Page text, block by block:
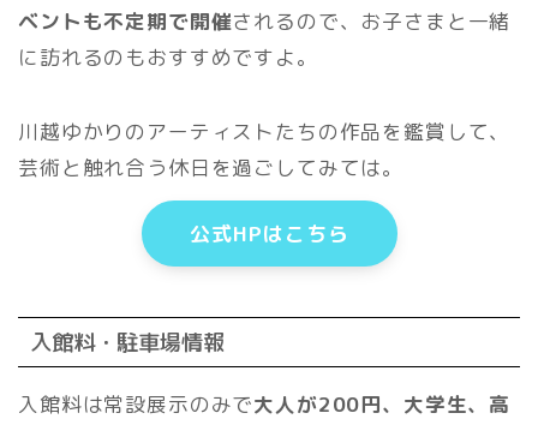
ベントも不定期で開催されるので、お子さまと一緒
に訪れるのもおすすめですよ。
川越ゆかりのアーティストたちの作品を鑑賞して、
芸術と触れ合う休日を過ごしてみては。
公式HPはこちら
入館料・駐車場情報
入館料は常設展示のみで大人が200円、大学生、高